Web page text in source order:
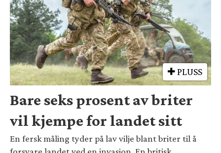
PLUSS
Bare seks prosent av briter
vil kjempe for landet sitt
En fersk måling tyder på lav vilje blant briter til å